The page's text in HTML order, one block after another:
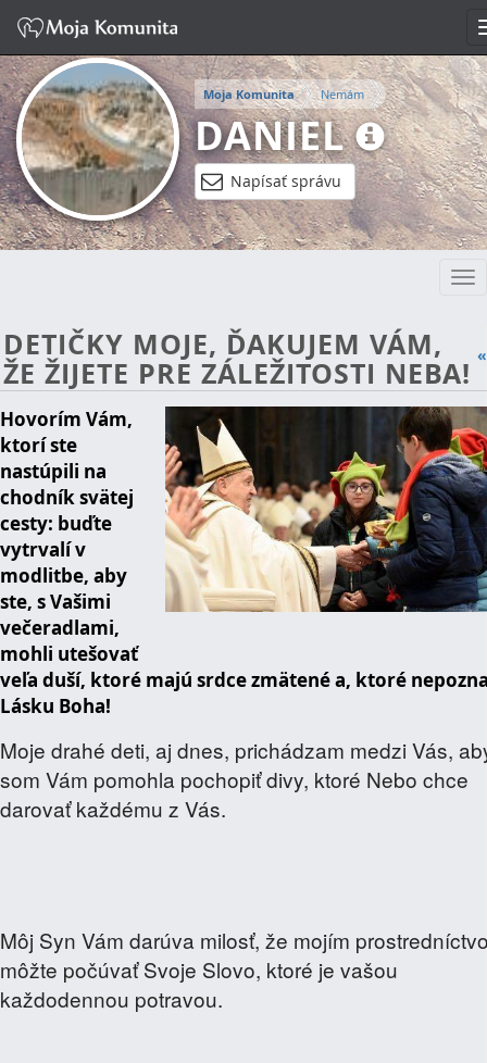
Moja Komunita Nemám
DANIEL
Napísať správu
DETIČKY MOJE, ĎAKUJEM VÁM,
ŽE ŽIJETE PRE ZÁLEŽITOSTI NEBA!
Hovorím Vám,
ktorí ste
nastúpili na
chodník svätej
cesty: buďte
vytrvalí v
modlitbe, aby
ste, s Vašimi
večeradlami,
mohli utešovať
veľa duší, ktoré majú srdce zmätené a, ktoré
Lásku Boha!
Moje drahé deti, aj dnes, prichádzam medzi Vás,
som Vám pomohla pochopiť divy, ktoré Nebo chce
darovať každému z Vás.
Môj Syn Vám darúva milosť, že mojím
môžte počúvať Svoje Slovo, ktoré je vašou
každodennou potravou.